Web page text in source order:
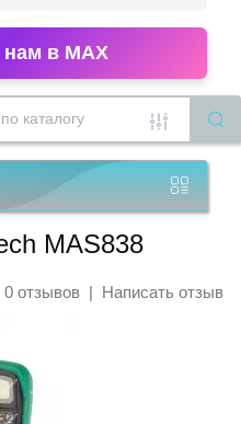
в MAX
MAS838
0 отзывов| Написать отзыв